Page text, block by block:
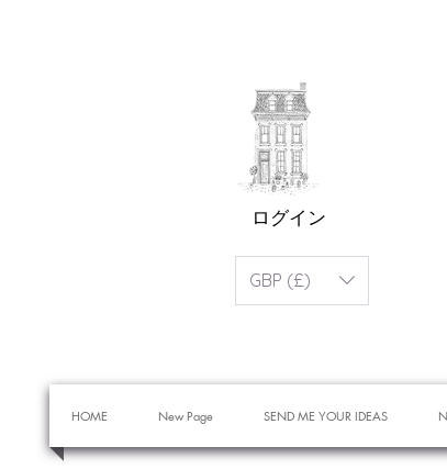
ログイン
GBP (£)
HOME New Page SEND ME YOUR IDEAS